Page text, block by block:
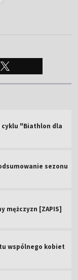
cyklu "Biathlon dla
sezonu
mężczyzn [ZAPIS]
wspólnego kobiet